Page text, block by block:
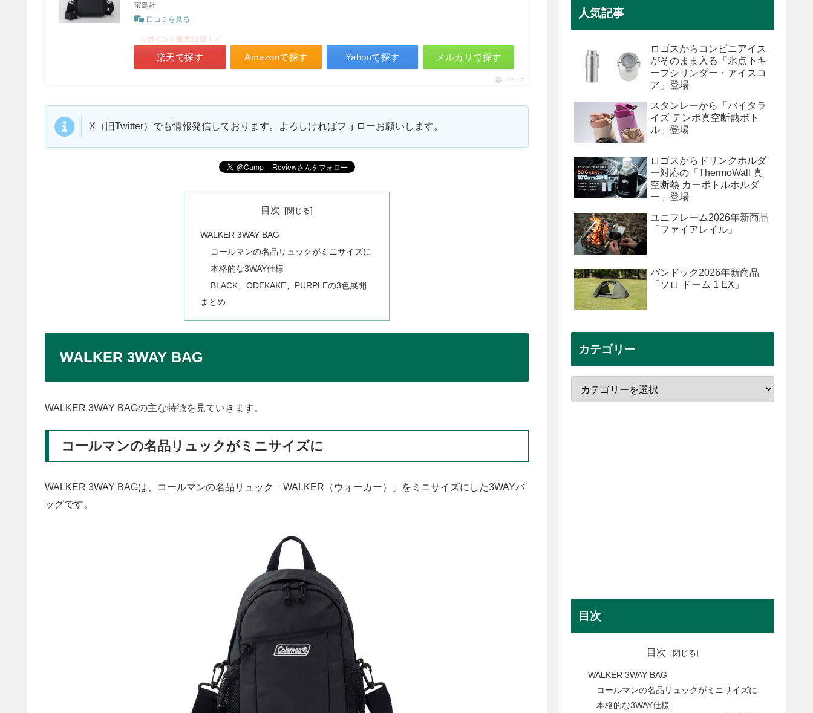
宝島社
口コミを見る
Amazonで探す
＼ポイント最大11倍！／
楽天で探す Yahooで探す メルカリで探す
ポチップ
X（旧Twitter）でも情報発信しております。よろしければフォローお願いします。
目次
WALKER 3WAY BAG
コールマンの名品リュックがミニサイズに
本格的な3WAY仕様
BLACK、ODEKAKE、PURPLEの3色展開
まとめ
WALKER 3WAY BAG
WALKER 3WAY BAGの主な特徴を見ていきます。
コールマンの名品リュックがミニサイズに
WALKER 3WAY BAGは、コールマンの名品リュック「WALKER（ウォーカー）」をミニサイズにした3WAYバ
ッグです。
人気記事
ロゴスからコンビニアイス
がそのまま入る「氷点下キ
ープシリンダー・アイスコ
ア」登場
スタンレーから「バイタラ
イズ テンポ真空断熱ボト
ル」登場
ロゴスからドリンクホルダ
ー対応の「ThermoWall 真
空断熱 カーボトルホルダ
ー」登場
ユニフレーム2026年新商品
「ファイアレイル」
バンドック2026年新商品
「ソロ ドーム 1 EX」
カテゴリー
目次
目次
WALKER 3WAY BAG
コールマンの名品リュックがミニサイズに
本格的な3WAY仕様